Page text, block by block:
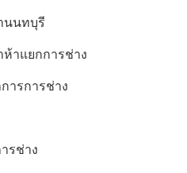
นทบุรี
าแยกการช่าง
ารการช่าง
รช่าง